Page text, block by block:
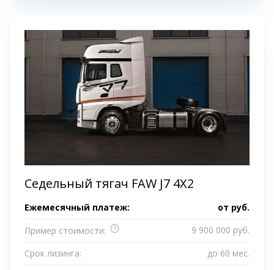
Седельный тягач FAW J7 4Х2
Ежемесячный платеж: от руб.
Пример стоимости:
?
9 900 000 руб.
Срок лизинга:
до 60 мес.